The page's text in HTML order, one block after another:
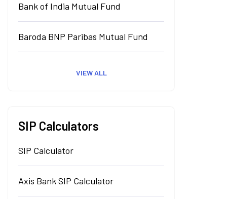
Bank of India Mutual Fund
Baroda BNP Paribas Mutual Fund
VIEW ALL
SIP Calculators
SIP Calculator
Axis Bank SIP Calculator